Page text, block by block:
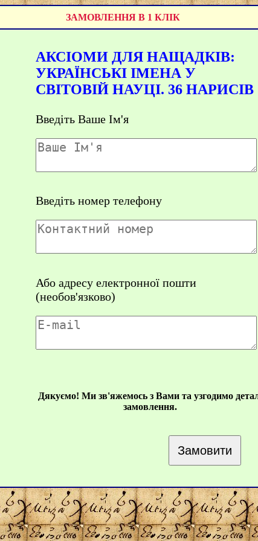
ЗАМОВЛЕННЯ В 1 КЛІК
АКСІОМИ ДЛЯ НАЩАДКІВ:
УКРАЇНСЬКІ ІМЕНА У
СВІТОВІЙ НАУЦІ. 36 НАРИСІВ
Введіть Ваше Ім'я
Введіть номер телефону
Або адресу електронної пошти
(необов'язково)
Дякуємо! Ми зв'яжемось з Вами та узгодимо
замовлення.